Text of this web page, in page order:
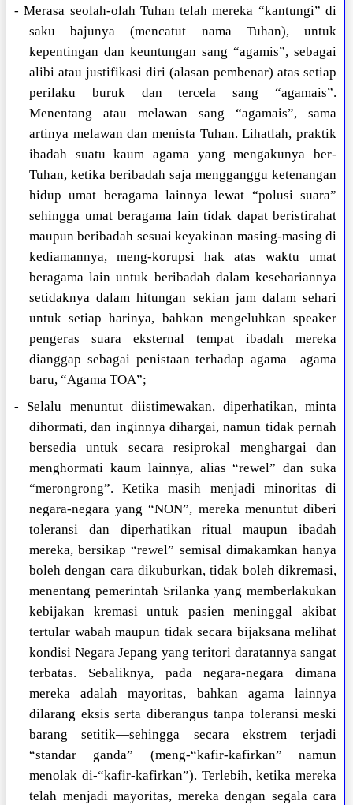
- Merasa seolah-olah Tuhan telah mereka “kantungi” di
saku bajunya (mencatut nama Tuhan), untuk
kepentingan dan keuntungan sang “agamis”, sebagai
alibi atau justifikasi diri (alasan pembenar) atas setiap
perilaku buruk dan tercela sang “agamais”.
Menentang atau melawan sang “agamais”, sama
artinya melawan dan menista Tuhan. Lihatlah, praktik
ibadah suatu kaum agama yang mengakunya ber-
Tuhan, ketika beribadah saja mengganggu ketenangan
hidup umat beragama lainnya lewat “polusi suara”
sehingga umat beragama lain tidak dapat beristirahat
maupun beribadah sesuai keyakinan masing-masing di
kediamannya, meng-korupsi hak atas waktu umat
beragama lain untuk beribadah dalam kesehariannya
setidaknya dalam hitungan sekian jam dalam sehari
untuk setiap harinya, bahkan mengeluhkan speaker
pengeras suara eksternal tempat ibadah mereka
dianggap sebagai penistaan terhadap agama—agama
baru, “Agama TOA”;
- Selalu menuntut diistimewakan, diperhatikan, minta
dihormati, dan inginnya dihargai, namun tidak pernah
bersedia untuk secara resiprokal menghargai dan
menghormati kaum lainnya, alias “rewel” dan suka
“merongrong”. Ketika masih menjadi minoritas di
negara-negara yang “NON”, mereka menuntut diberi
toleransi dan diperhatikan ritual maupun ibadah
mereka, bersikap “rewel” semisal dimakamkan hanya
boleh dengan cara dikuburkan, tidak boleh dikremasi,
menentang pemerintah Srilanka yang memberlakukan
kebijakan kremasi untuk pasien meninggal akibat
tertular wabah maupun tidak secara bijaksana melihat
kondisi Negara Jepang yang teritori daratannya sangat
terbatas. Sebaliknya, pada negara-negara dimana
mereka adalah mayoritas, bahkan agama lainnya
dilarang eksis serta diberangus tanpa toleransi meski
barang setitik—sehingga secara ekstrem terjadi
“standar ganda” (meng-“kafir-kafirkan” namun
menolak di-“kafir-kafirkan”). Terlebih, ketika mereka
telah menjadi mayoritas, mereka dengan segala cara